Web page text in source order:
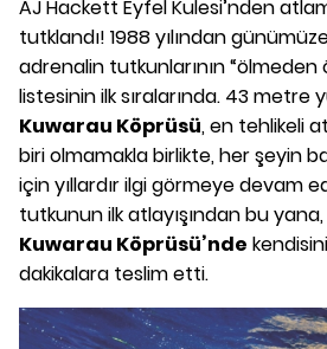
AJ Hackett Eyfel Kulesi’nden
tutklandı! 1988 yılından
adrenalin tutkunlarının “ölmeden
listesinin ilk sıralarında. 43 metre
Kuwarau Köprüsü, en tehlikeli
biri olmamakla birlikte, her şeyin
için yıllardır ilgi görmeye devam
tutkunun ilk atlayışından bu
Kuwarau Köprüsü’nde
dakikalara teslim etti.